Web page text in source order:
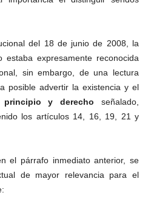
del 18 de junio de 2008, la
estaba expresamente reconocida
sin embargo, de una lectura
posible advertir la existencia y el
principio y derecho señalado,
los artículos 14, 16, 19, 21 y
el párrafo inmediato anterior, se
de mayor relevancia para el